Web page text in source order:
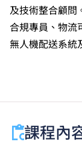
成績達「第
香港中學文
被接受為符
及技術整合顧問
合規專員、物流
無人機配送系統
課程內